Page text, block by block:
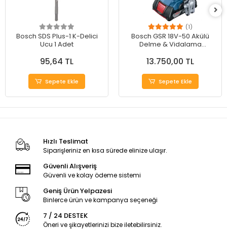
Bosch SDS Plus-1 K-Delici
Ucu 1 Adet
95,64 TL
Sepete Ekle
(1)
Bosch GSR 18V-50 Akülü
Delme & Vidalama
Performans
13.750,00 TL
Sepete Ekle
Hızlı Teslimat
Siparişleriniz en kısa sürede elinize ulaşır.
Güvenli Alışveriş
Güvenli ve kolay ödeme sistemi
Geniş Ürün Yelpazesi
Binlerce ürün ve kampanya seçeneği
7 / 24 DESTEK
Öneri ve şikayetlerinizi bize iletebilirsiniz.